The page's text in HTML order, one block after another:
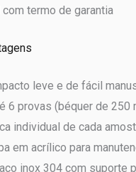
termo de garantia
leve e de fácil
6 provas (béquer de 250
individual de cada
em acrílico para
inox 304 com